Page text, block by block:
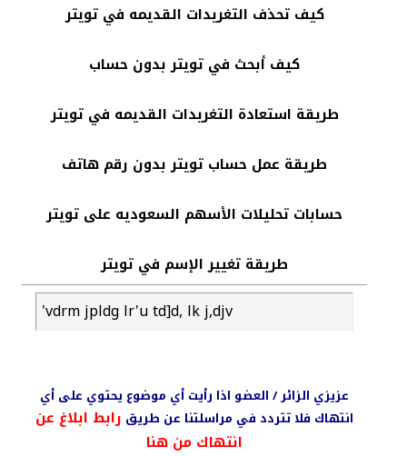
كيف تحذف التغريدات القديمه في تويتر
كيف أبحث في تويتر بدون حساب
طريقة استعادة التغريدات القديمه في تويتر
طريقة عمل حساب تويتر بدون رقم هاتف
حسابات تحليلات الأسهم السعوديه على تويتر
طريقة تغيير الإسم في تويتر
'vdrm jpldg lr'u td]d, lk j,djv
عزيزي الزائر / العضو اذا رأيت أي موضوع يحتوي على أي
انتهاك فلا تتردد في مراسلتنا عن طريق رابط ابلاغ عن
انتهاك من هنا